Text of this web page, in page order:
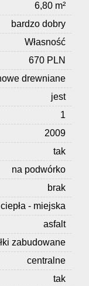
6,80 m²
bardzo dobry
Własność
670 PLN
drewniane
jest
1
2009
tak
na podwórko
brak
ciepła - miejska
asfalt
zabudowane
centralne
tak